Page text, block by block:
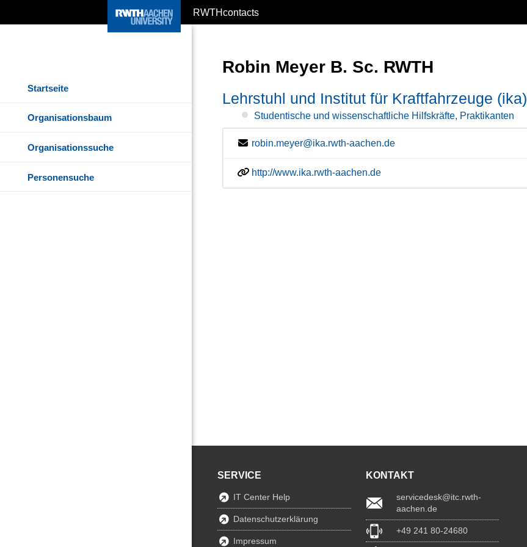
RWTHcontacts
Startseite
Organisationsbaum
Organisationssuche
Personensuche
Robin Meyer B. Sc. RWTH
Lehrstuhl und Institut für Kraftfahrzeuge (ika)
Studentische und wissenschaftliche Hilfskräfte, Praktikanten
robin.meyer@ika.rwth-aachen.de
http://www.ika.rwth-aachen.de
SERVICE
IT Center Help
Datenschutzerklärung
Impressum
KONTAKT
servicedesk@itc.rwth-
aachen.de
+49 241 80-24680